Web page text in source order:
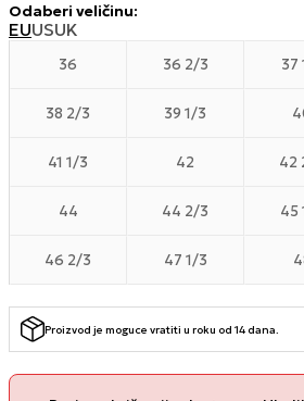
Odaberi veličinu:
EUUSUK
36 36 2/3 37
38 2/3 39 1/3
41 1/3 42 42
44 44 2/3 45
46 2/3 47 1/3
Proizvod je moguce vratiti u roku od 14 dana.